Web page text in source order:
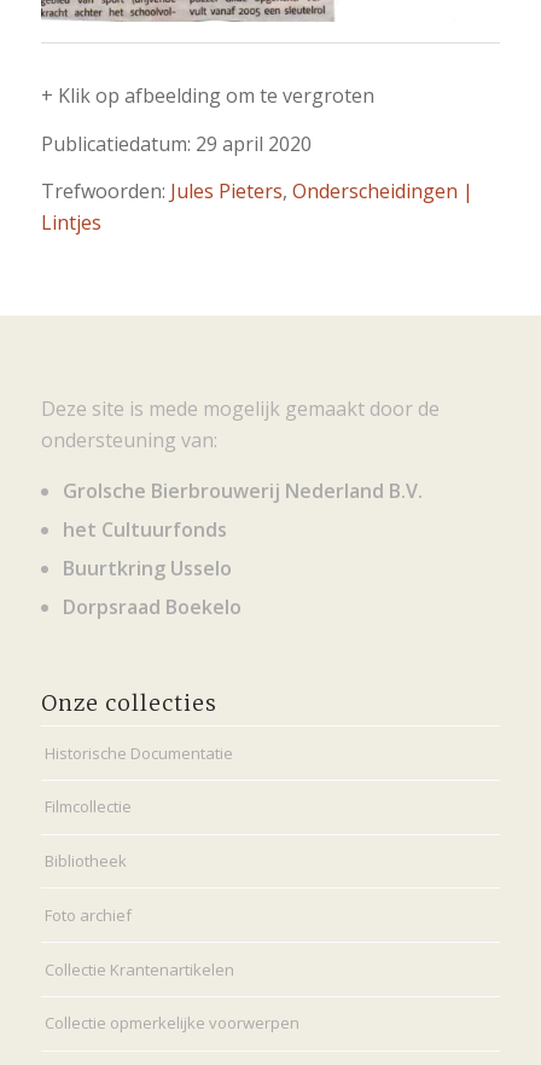
+ Klik op afbeelding om te vergroten
Publicatiedatum: 29 april 2020
Trefwoorden: Jules Pieters, Onderscheidingen |
Lintjes
Deze site is mede mogelijk gemaakt door de
ondersteuning van:
Grolsche Bierbrouwerij Nederland B.V.
het Cultuurfonds
Buurtkring Usselo
Dorpsraad Boekelo
Onze collecties
Historische Documentatie
Filmcollectie
Bibliotheek
Foto archief
Collectie Krantenartikelen
Collectie opmerkelijke voorwerpen